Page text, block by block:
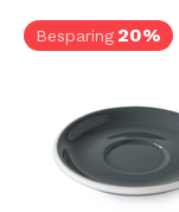
Besparing 20%